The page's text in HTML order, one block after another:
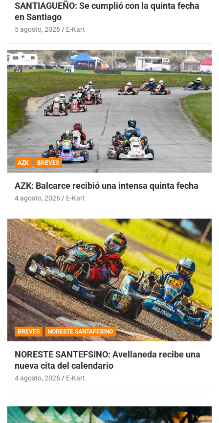
SANTIAGUEÑO: Se cumplió con la quinta fecha
en Santiago
5 agosto, 2026 E-Kart
AZK BREVES
AZK: Balcarce recibió una intensa quinta fecha
4 agosto, 2026 E-Kart
BREVES NORESTE SANTAFESINO
NORESTE SANTEFSINO: Avellaneda recibe una
nueva cita del calendario
4 agosto, 2026 E-Kart